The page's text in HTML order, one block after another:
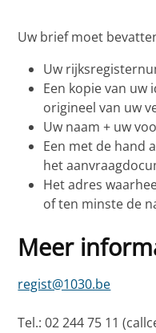
Uw brief moet
Uw
Een kopie van
origineel van uw
Uw naam + uw
Een met de hand
het
Het adres
of ten minste de
Meer
regist@1030.be
Tel.: 02 244 75 11